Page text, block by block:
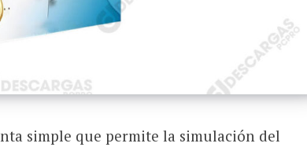
simple que permite la simulación del